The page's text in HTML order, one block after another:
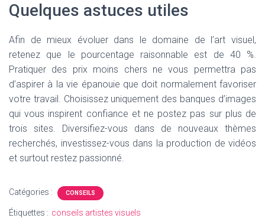
Quelques astuces utiles
Afin de mieux évoluer dans le domaine de l’art visuel,
retenez que le pourcentage raisonnable est de 40 %.
Pratiquer des prix moins chers ne vous permettra pas
d’aspirer à la vie épanouie que doit normalement favoriser
votre travail. Choisissez uniquement des banques d’images
qui vous inspirent confiance et ne postez pas sur plus de
trois sites. Diversifiez-vous dans de nouveaux thèmes
recherchés, investissez-vous dans la production de vidéos
et surtout restez passionné.
Catégories : CONSEILS
Étiquettes : conseils artistes visuels